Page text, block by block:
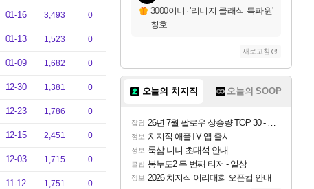
01-16 3,493 0
01-13 1,523 0
01-09 1,682 0
12-30 1,381 0
12-23 1,786 0
12-15 2,451 0
12-03 1,715 0
11-12 1,751 0
3000이니 ·'리니지 클래식 특파원'
칭호
새로고침
오늘의 치지직 오늘의 SOOP
잡담 26년 7월 팔로우 상승량 TOP 30 - 월간 치지직
정보 치지직 애플TV 앱 출시
정보 룩삼 니니 초대석 안내
클립 봉누도2 두 번째 티저 - 일상
정보 2026 치지직 이리대회 오픈컵 안내